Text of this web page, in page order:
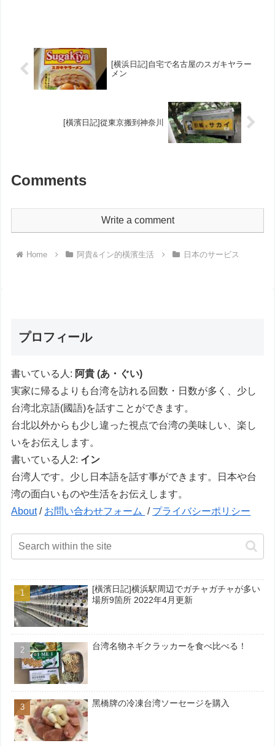
[横浜日記]自宅で名古屋のスガキヤラー
メン
[橫濱日記]從東京搬到神奈川
Comments
Write a comment
Home 阿貴&イン的橫濱生活 日本のサービス
プロフィール
書いている人: 阿貴 (あ・ぐい)
実家に帰るよりも台湾を訪れる回数・日数が多く、少し
台湾北京語(國語)を話すことができます。
台北以外からも少し違った視点で台湾の美味しい、楽し
いをお伝えします。
書いている人2: イン
台湾人です。少し日本語を話す事ができます。日本や台
湾の面白いものや生活をお伝えします。
About/ お問い合わせフォーム / プライバシーポリシー
[橫濱日記]横浜駅周辺でガチャガチャが多い
場所9箇所 2022年4月更新
台湾名物ネギクラッカーを食べ比べる！
黑橋牌の冷凍台湾ソーセージを購入